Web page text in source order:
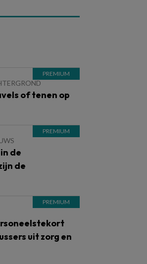
of tenen op
de
de
uit zorg en